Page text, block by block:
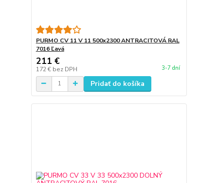
PURMO CV 11 V 11 500x2300 ANTRACITOVÁ RAL
7016 Ľavá
211 €
172 € bez DPH 3-7 dní
Pridať do košíka